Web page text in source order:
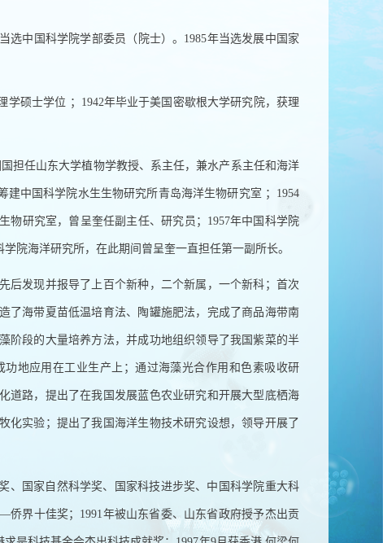
选中国科学院学部委员（院士）。 1985年当选发展中国家
学硕士学位 ； 1942年毕业于美国密歇根大学研究院，获理
担任山东大学植物学教授、系主任，兼水产系主任和海洋
建中国科学院水生生物研究所青岛海洋生物研究室 ； 1954
物研究室，曾呈奎任副主任、研究员； 1957年中国科学院
院海洋研究所，在此期间曾呈奎一直担任第一副所长。
后发现并报导了上百个新种，二个新属，一个新科；首次
了海带夏苗低温培育法、陶罐施肥法，完成了商品海带南
阶段的大量培养方法，并成功地组织领导了我国紫菜的半
地应用在工业生产上；通过海藻光合作用和色素吸收研
道路，提出了在我国发展蓝色农业研究和开展大型底栖海
化实验；提出了我国海洋生物技术研究设想，领导开展了
、国家自然科学奖、国家科技进步奖、中国科学院重大科
—侨界十佳奖； 1991年被山东省委、山东省政府授予杰出贡